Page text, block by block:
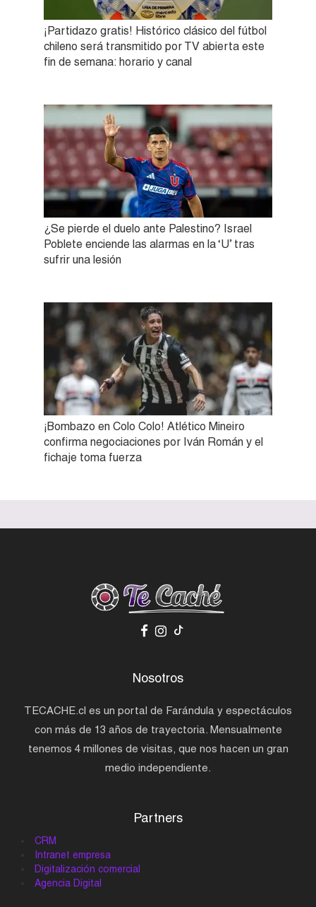
¡Partidazo gratis! Histórico clásico del fútbol
chileno será transmitido por TV abierta este
fin de semana: horario y canal
¿Se pierde el duelo ante Palestino? Israel
Poblete enciende las alarmas en la ‘U’ tras
sufrir una lesión
¡Bombazo en Colo Colo! Atlético Mineiro
confirma negociaciones por Iván Román y el
fichaje toma fuerza
Nosotros
TECACHE.cl es un portal de Farándula y espectáculos
con más de 13 años de trayectoria. Mensualmente
tenemos 4 millones de visitas, que nos hacen un gran
medio independiente.
Partners
CRM
Intranet empresa
Digitalización comercial
Agencia Digital